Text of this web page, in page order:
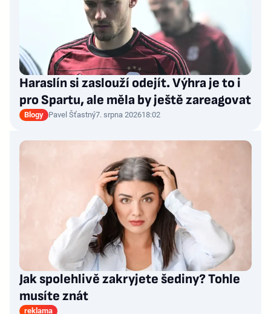
Haraslín si zaslouží odejít. Výhra je to i
pro Spartu, ale měla by ještě zareagovat
Blogy Pavel Šťastný7. srpna 202618:02
Jak spolehlivě zakryjete šediny? Tohle
musíte znát
reklama